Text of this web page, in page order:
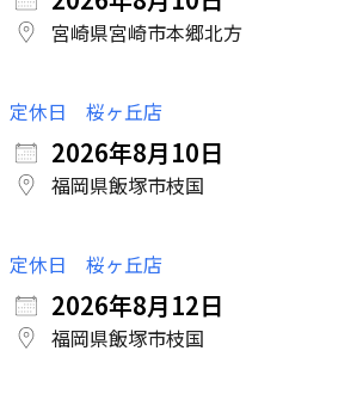
宮崎県宮崎市本郷北方
定休日 桜ヶ丘店
2026年8月10日
福岡県飯塚市枝国
定休日 桜ヶ丘店
2026年8月12日
福岡県飯塚市枝国